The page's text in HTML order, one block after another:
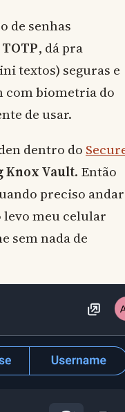
de senhas
, dá pra
textos) seguras e
com biometria do
de usar.
dentro do
Knox Vault. Então
preciso andar
levo meu celular
sem nada de